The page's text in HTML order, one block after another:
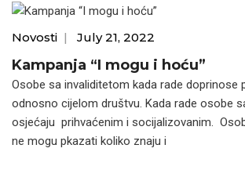
Novosti | July 21, 2022
Kampanja “I mogu i hoću”
Osobe sa invaliditetom kada rade doprinose
odnosno cijelom društvu. Kada rade osobe
osjećaju prihvaćenim i socijalizovanim.
ne mogu pkazati koliko znaju i